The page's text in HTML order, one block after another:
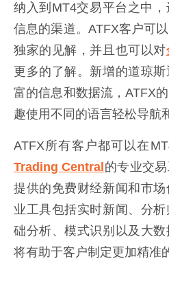
纳入到MT4交易平台之中
信息的渠道。ATFX客户可
独家的见解，并且也可以对
更多的了解。新增的道琼
富的信息和数据流，ATFX
趣使用不同的语言轻松导航
ATFX所有客户都可以在
Trading Central的专业交
提供的免费财经新闻和市
业工具包括实时新闻、分
础分析、模式识别以及大
将有助于客户制定更加精准